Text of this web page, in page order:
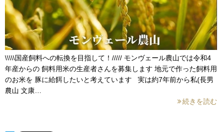
\\\\\国産飼料への転換を目指して！///// モンヴェール農山では令和4
年産からの 飼料用米の生産者さんを募集します 地元で作った飼料用
のお米を 豚に給餌したいと考えています 実は約7年前から私(長男
農山 文康…
続きを読む